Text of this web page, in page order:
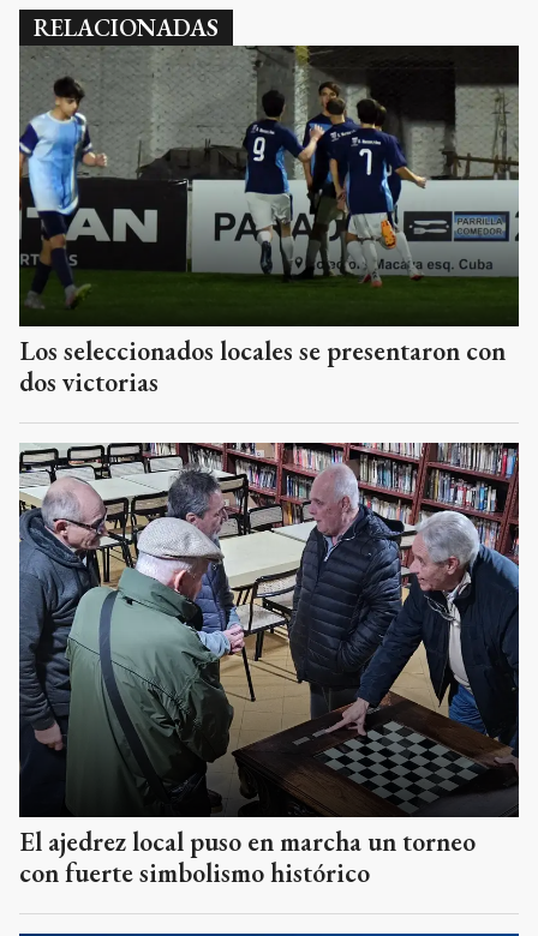
RELACIONADAS
Los seleccionados locales se presentaron con
dos victorias
El ajedrez local puso en marcha un torneo
con fuerte simbolismo histórico